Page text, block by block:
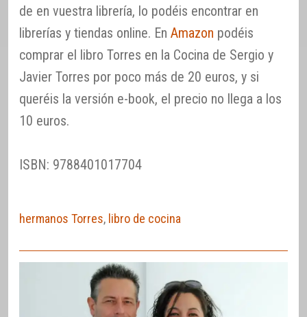
de en vuestra librería, lo podéis encontrar en
librerías y tiendas online. En Amazon podéis
comprar el libro Torres en la Cocina de Sergio y
Javier Torres por poco más de 20 euros, y si
queréis la versión e-book, el precio no llega a los
10 euros.
ISBN: 9788401017704
hermanos Torres, libro de cocina